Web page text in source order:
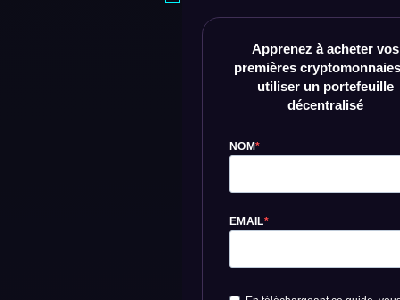
Apprenez à acheter vos
premières
utiliser un portefeuille
décentralisé
NOM
EMAIL